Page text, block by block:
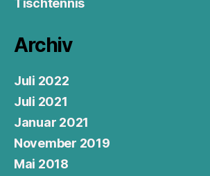
Tischtennis
Archiv
Juli 2022
Juli 2021
Januar 2021
November 2019
Mai 2018